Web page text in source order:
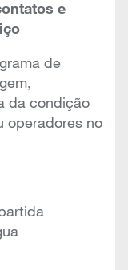
e
de
da condição
operadores no